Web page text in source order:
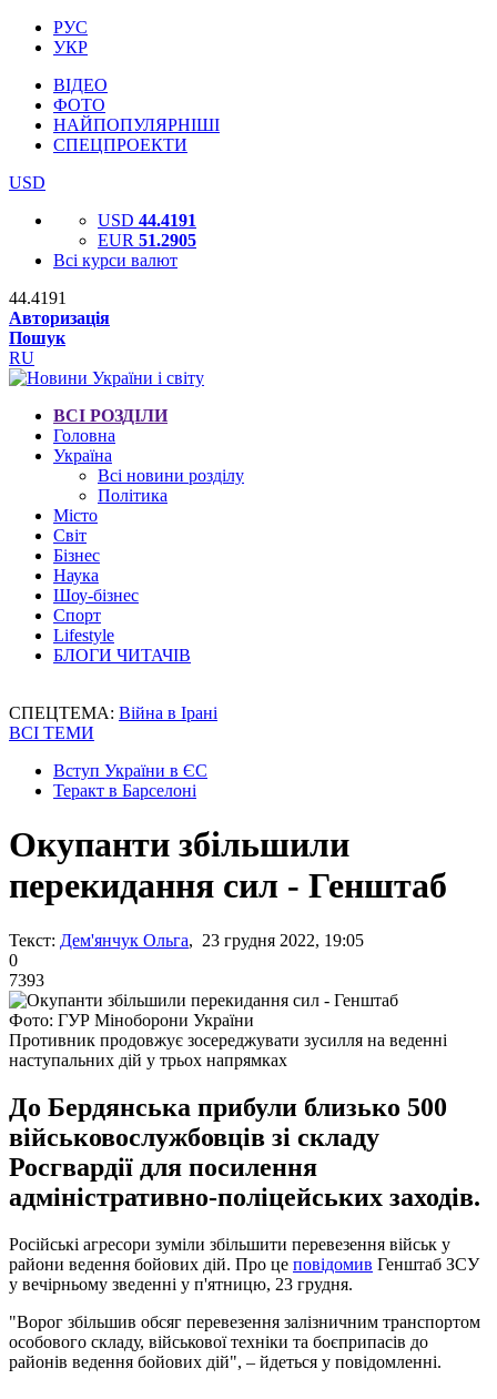
РУС
УКР
ВІДЕО
ФОТО
НАЙПОПУЛЯРНІШІ
СПЕЦПРОЕКТИ
USD
USD 44.4191
EUR 51.2905
Всі курси валют
44.4191
Авторизація
Пошук
RU
ВСІ РОЗДІЛИ
Головна
Україна
Всі новини розділу
Політика
Місто
Світ
Бізнес
Наука
Шоу-бізнес
Спорт
Lifestyle
БЛОГИ ЧИТАЧІВ
СПЕЦТЕМА: Війна в Ірані
ВСІ ТЕМИ
Вступ України в ЄС
Теракт в Барселоні
Окупанти збільшили
перекидання сил - Генштаб
Текст: Дем'янчук Ольга, 23 грудня 2022, 19:05
0
7393
Фото: ГУР Міноборони України
Противник продовжує зосереджувати зусилля на веденні
наступальних дій у трьох напрямках
До Бердянська прибули близько 500
військовослужбовців зі складу
Росгвардії для посилення
адміністративно-поліцейських заходів.
Російські агресори зуміли збільшити перевезення військ у
райони ведення бойових дій. Про це повідомив Генштаб ЗСУ
у вечірньому зведенні у п'ятницю, 23 грудня.
"Ворог збільшив обсяг перевезення залізничним транспортом
особового складу, військової техніки та боєприпасів до
районів ведення бойових дій", – йдеться у повідомленні.